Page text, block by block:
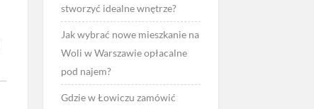
stworzyć idealne wnętrze?
Jak wybrać nowe mieszkanie na
Woli w Warszawie opłacalne
pod najem?
Gdzie w Łowiczu zamówić